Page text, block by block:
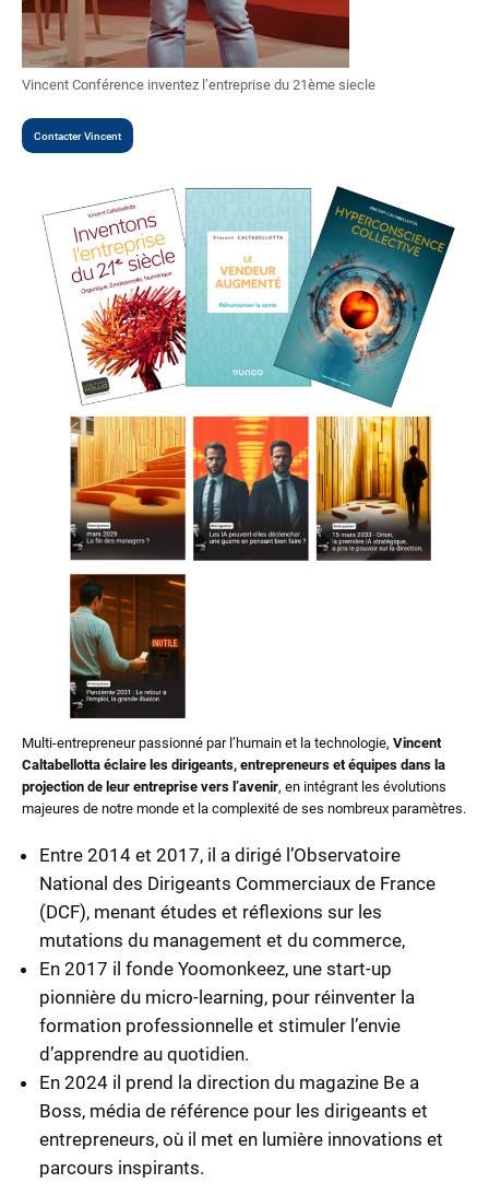
Vincent Conférence inventez l’entreprise du 21ème siecle
Contacter Vincent
Multi-entrepreneur passionné par l’humain et la technologie, Vincent
Caltabellotta éclaire les dirigeants, entrepreneurs et équipes dans la
projection de leur entreprise vers l’avenir, en intégrant les évolutions
majeures de notre monde et la complexité de ses nombreux paramètres.
Entre 2014 et 2017, il a dirigé l’Observatoire
National des Dirigeants Commerciaux de France
(DCF), menant études et réflexions sur les
mutations du management et du commerce,
En 2017 il fonde Yoomonkeez, une start-up
pionnière du micro-learning, pour réinventer la
formation professionnelle et stimuler l’envie
d’apprendre au quotidien.
En 2024 il prend la direction du magazine Be a
Boss, média de référence pour les dirigeants et
entrepreneurs, où il met en lumière innovations et
parcours inspirants.